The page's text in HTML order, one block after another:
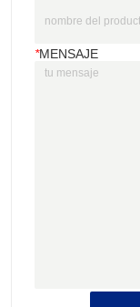
*MENSAJE